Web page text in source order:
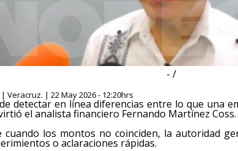
- /
Veracruz. | 22 May 2026 - 12:20hrs
detectar en línea diferencias entre lo que una
el analista financiero Fernando Martínez Coss.
cuando los montos no coinciden, la autoridad
o aclaraciones rápidas.